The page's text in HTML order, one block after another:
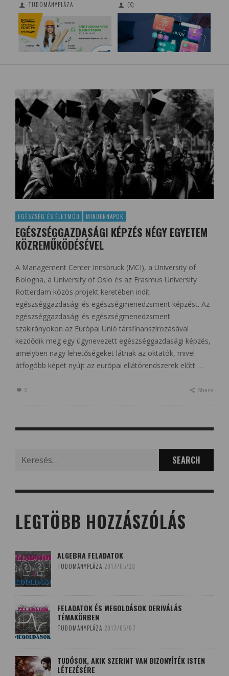
TUDOMÁNYPLÁZA (X)
EGÉSZSÉG ÉS ÉLETMÓD MINDENNAPOK
EGÉSZSÉGGAZDASÁGI KÉPZÉS NÉGY EGYETEM
KÖZREMŰKÖDÉSÉVEL
A Management Center Innsbruck (MCI), a University of
Bologna, a University of Oslo és az Erasmus University
Rotterdam közös projekt keretében indít
egészséggazdasági és egészségmenedzsment képzést. Az
egészséggazdasági és egészségmenedzsment
szakirányokon az Európai Unió társfinanszírozásával
kezdődik meg egy úgynevezett egészséggazdasági képzés,
amelyben nagy lehetőségeket látnak az oktatók, mivel
átfogóbb képet nyújt az európai ellátórendszerek előtt …
0 Share
LEGTÖBB HOZZÁSZÓLÁS
ALGEBRA FELADATOK
TUDOMÁNYPLÁZA 2017/05/23
FELADATOK ÉS MEGOLDÁSOK DERIVÁLÁS
TÉMAKÖRBEN
TUDOMÁNYPLÁZA 2017/05/07
TUDÓSOK, AKIK SZERINT VAN BIZONYÍTÉK ISTEN
LÉTEZÉSÉRE